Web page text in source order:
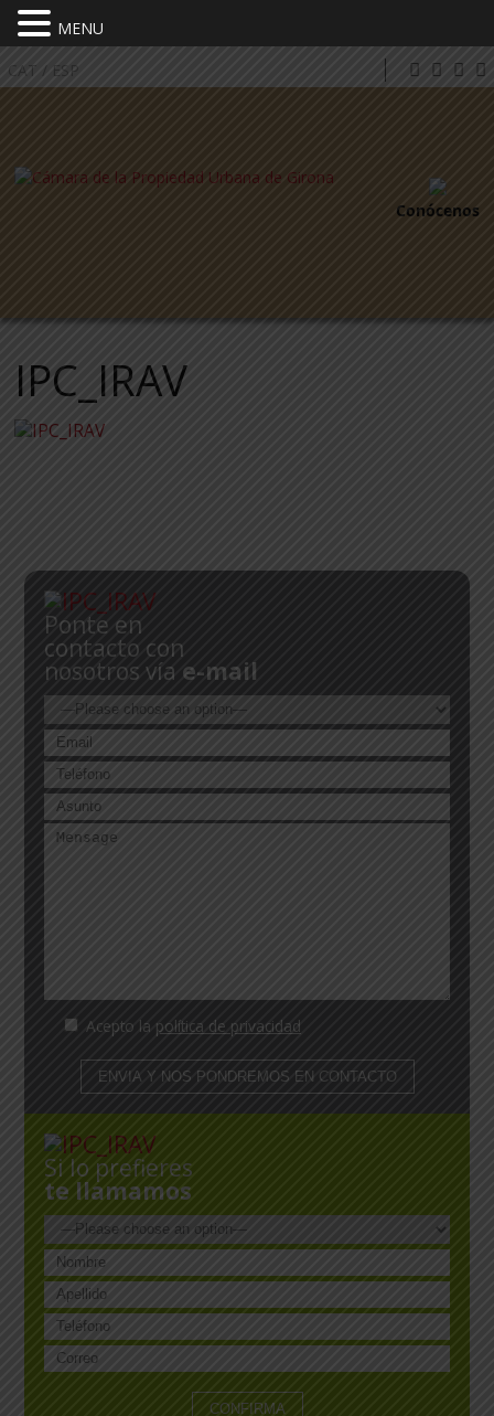
CAT / ESP
Conócenos
IPC_IRAV
Ponte en
contacto con
nosotros vía e-mail
Acepto la política de privacidad
Si lo prefieres
te llamamos
MENU